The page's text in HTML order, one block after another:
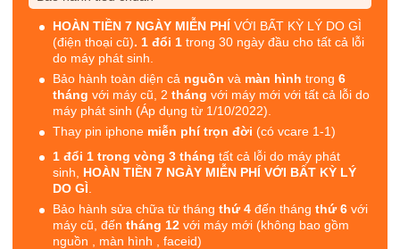
HOÀN TIỀN 7 NGÀY MIỄN PHÍ VỚI BẤT KỲ LÝ DO GÌ
(điện thoại cũ). 1 đổi 1 trong 30 ngày đầu cho tất cả lỗi
do máy phát sinh.
Bảo hành toàn diện cả nguồn và màn hình trong6
tháng với máy cũ, 2 tháng với máy mới với tất cả lỗi do
máy phát sinh (Áp dụng từ 1/10/2022).
Thay pin iphone miễn phí trọn đời (có vcare 1-1)
1 đổi 1 trong vòng 3 thángtất cả lỗi do máy phát
sinh, HOÀN TIỀN 7 NGÀY MIỄN PHÍ VỚI BẤT KỲ LÝ
DO GÌ
Bảo hành sửa chữa từ thángthứ 4 đến thángthứ 6 với
máy cũ, đếntháng 12 với máy mới (không bao gồm
nguồn , màn hình , faceid)